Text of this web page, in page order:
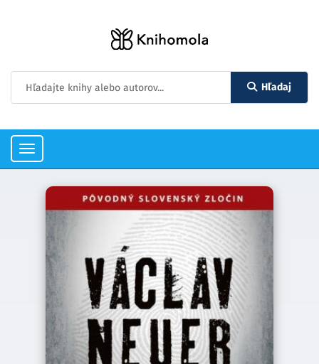
Hľadaj
Toggle
navigation